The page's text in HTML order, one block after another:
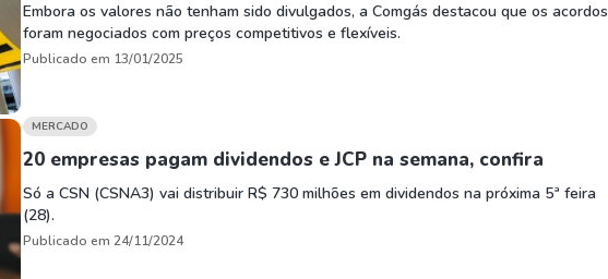
Embora os valores não tenham sido divulgados, a Comgás destacou que os acordos
foram negociados com preços competitivos e flexíveis.
Publicado em 13/01/2025
MERCADO
20 empresas pagam dividendos e JCP na semana, confira
Só a CSN (CSNA3) vai distribuir R$ 730 milhões em dividendos na próxima 5ª feira
(28).
Publicado em 24/11/2024